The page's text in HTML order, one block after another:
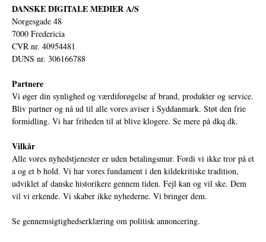
DANSKE DIGITALE MEDIER A/S
Norgesgade 48
7000 Fredericia
CVR nr. 40954481
DUNS nr. 306166788
Partnere
Vi øger din synlighed og værdiforøgelse af brand, produkter og service.
Bliv partner og nå ud til alle vores aviser i Syddanmark. Støt den frie
formidling. Vi har friheden til at blive klogere. Se mere på dkq.dk.
Vilkår
Alle vores nyhedstjenester er uden betalingsmur. Fordi vi ikke tror på et
a og et b hold. Vi har vores fundament i den kildekritiske tradition,
udviklet af danske historikere gennem tiden. Fejl kan og vil ske. Dem
vil vi erkende. Vi skaber ikke nyhederne. Vi bringer dem.
Se gennemsigtighedserklæring om politisk annoncering.